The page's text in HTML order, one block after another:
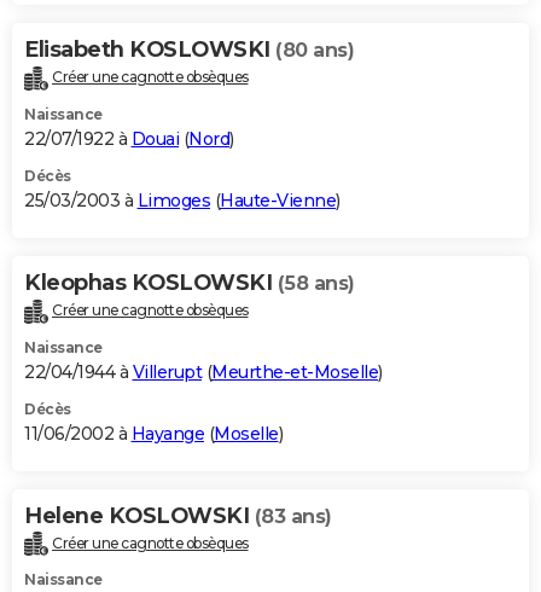
Elisabeth KOSLOWSKI (80 ans)
Créer une cagnotte obsèques
Naissance
22/07/1922 à Douai (Nord)
Décès
25/03/2003 à Limoges (Haute-Vienne)
Kleophas KOSLOWSKI (58 ans)
Créer une cagnotte obsèques
Naissance
22/04/1944 à Villerupt(Meurthe-et-Moselle)
Décès
11/06/2002 à Hayange (Moselle)
Helene KOSLOWSKI (83 ans)
Créer une cagnotte obsèques
Naissance